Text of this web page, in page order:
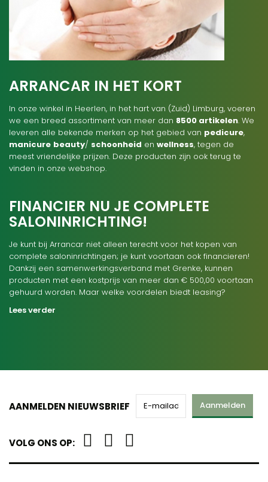
ARRANCAR IN HET KORT
In onze winkel in Heerlen, in het hart van (Zuid) Limburg, voeren
we een breed assortiment van meer dan 8500 artikelen. We
leveren alle bekende merken op het gebied van pedicure,
manicure beauty/ schoonheid en wellness, tegen de
meest vriendelijke prijzen. Deze producten zijn ook terug te
vinden in onze webshop.
FINANCIER NU JE COMPLETE
SALONINRICHTING!
Je kunt bij Arrancar niet alleen terecht voor het kopen van
complete saloninrichtingen; je kunt voortaan ook financieren!
Dankzij een samenwerkingsverband met Grenke, kunnen
producten met een kostprijs van meer dan € 500,00 voortaan
gehuurd worden. Maar welke voordelen biedt leasing?
Lees verder
AANMELDEN NIEUWSBRIEF Aanmelden
VOLG ONS OP: